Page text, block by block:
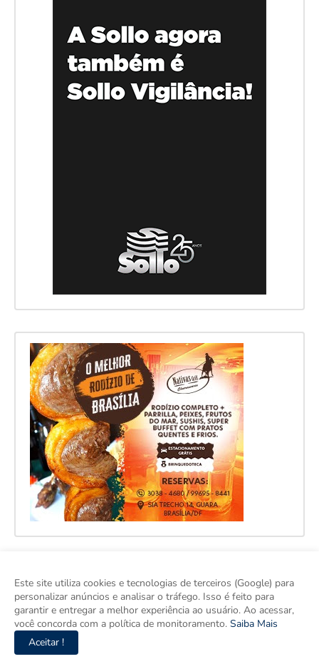
Este site utiliza cookies e tecnologias de terceiros (Google) para
personalizar anúncios e analisar o tráfego. Isso é feito para
garantir e entregar a melhor experiência ao usuário. Ao acessar,
você concorda com a política de monitoramento. Saiba Mais
Aceitar !